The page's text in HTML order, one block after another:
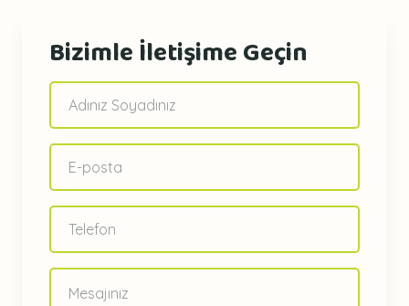
Bizimle İletişime Geçin